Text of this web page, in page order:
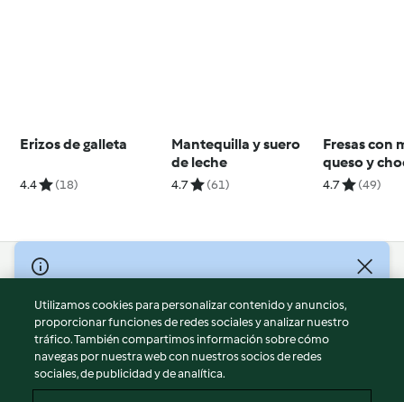
Erizos de galleta
4.4 (18)
Mantequilla y suero
de leche
4.7 (61)
Fresas con
queso y
blanco al
4.7 (49)
© Copyright 2026
Términos de uso
Política de privacidad
Aviso legal
Información legal
Utilizamos cookies para personalizar contenido y anuncios,
proporcionar funciones de redes sociales y analizar nuestro
tráfico. También compartimos información sobre cómo
navegas por nuestra web con nuestros socios de redes
sociales, de publicidad y de analítica.